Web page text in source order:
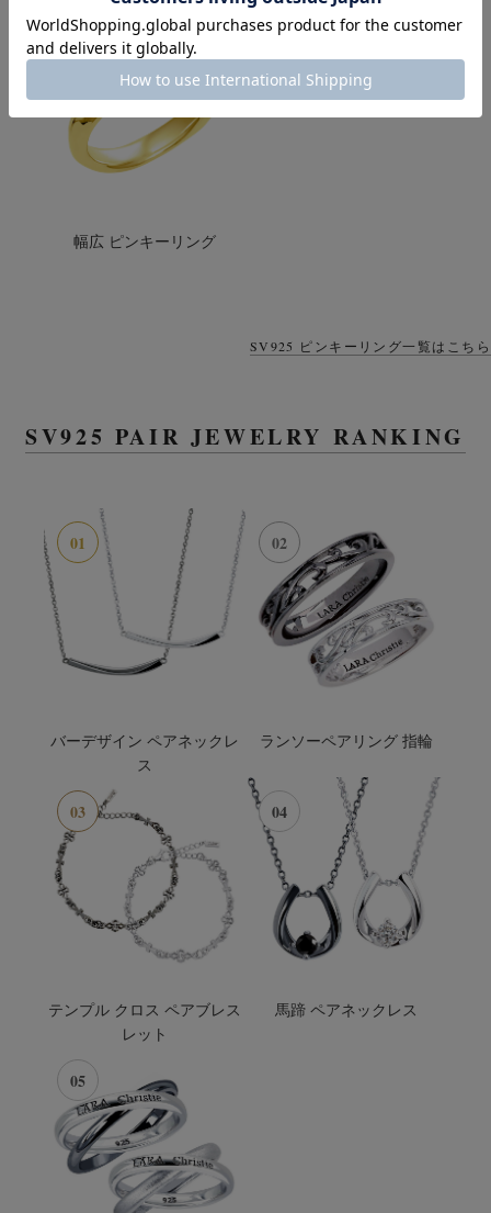
05
幅広 ピンキーリング
SV925 ピンキーリング一覧はこちら
SV925 PAIR JEWELRY RANKING
01
バーデザイン ペアネックレ
ス
02
ランソーペアリング 指輪
03
テンプル クロス ペアブレス
レット
04
馬蹄 ペアネックレス
05